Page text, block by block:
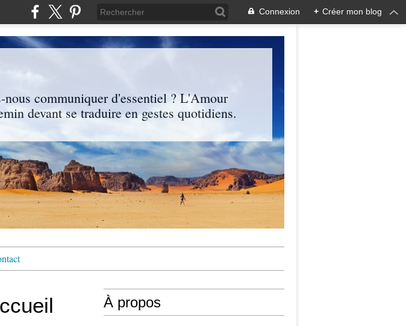
Connexion + Créer mon blog
nous communiquer d'essentiel ? L'Amour
devant se traduire en gestes quotidiens.
À propos